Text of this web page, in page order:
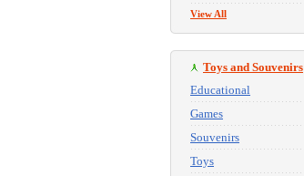
View All
Toys and Souvenirs
Educational
Games
Souvenirs
Toys